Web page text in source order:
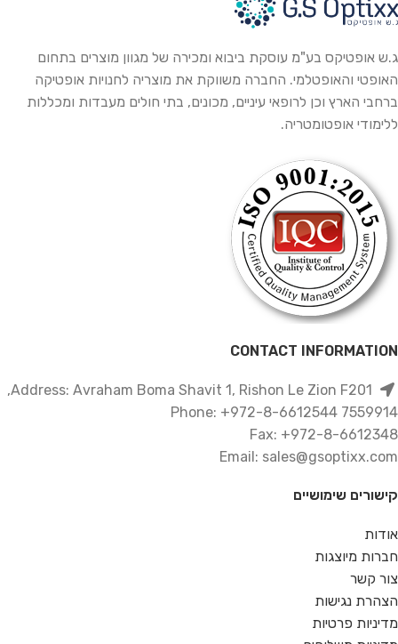
ג.ש אופטיקס בע"מ עוסקת ביבוא ומכירה של מגוון מוצרים בתחום
האופטי והאופטלמי. החברה משווקת את מוצריה לחנויות אופטיקה
ברחבי הארץ וכן לרופאי עיניים, מכונים, בתי חולים מעבדות ומכללות
ללימודי אופטומטריה.
CONTACT INFORMATION
7559914 Phone: +972-8-6612544
Fax: +972-8-6612348
Email: sales@gsoptixx.com
קישורים שימושיים
אודות
חברות מיוצגות
צור קשר
הצהרת נגישות
מדיניות פרטיות